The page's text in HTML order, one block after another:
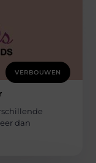
VERBOUWEN
dan